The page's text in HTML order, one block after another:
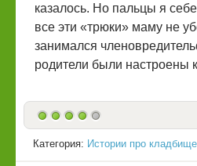
казалось. Но пальцы я
все эти «трюки» маму не
занимался
родители были настроены
Категория: Истории про кладбище